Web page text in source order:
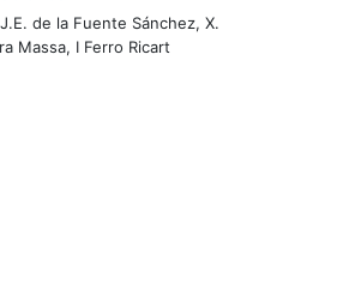
de la Fuente Sánchez, X.
Massa, I Ferro Ricart